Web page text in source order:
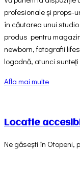
profesionale și props-
în căutarea unui
produs pentru
newborn, fotografii
logodnă, atunci sunteți
Afla mai multe
Locatie
Ne găsești în Otopeni,